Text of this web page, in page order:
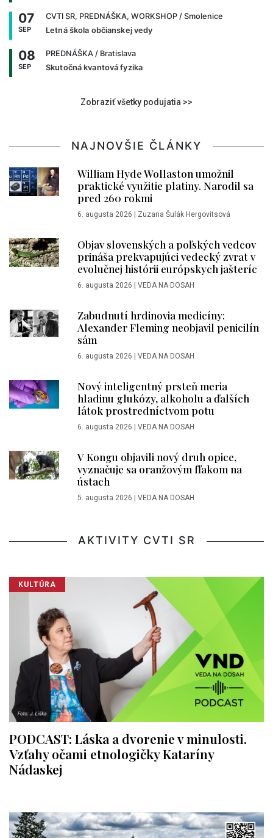
07
SEP
CVTI SR, PREDNÁŠKA, WORKSHOP / Smolenice
Letná škola občianskej vedy
08
SEP
PREDNÁŠKA / Bratislava
Skutočná kvantová fyzika
Zobraziť všetky podujatia >>
NAJNOVŠIE ČLÁNKY
William Hyde Wollaston umožnil
praktické využitie platiny. Narodil sa
pred 260 rokmi
6. augusta 2026 Zuzana Šulák Hergovitsová
Objav slovenských a poľských vedcov
prináša prekvapujúci vedecký zvrat v
evolučnej histórii európskych jašteríc
6. augusta 2026 VEDA NA DOSAH
Zabudnutí hrdinovia medicíny:
Alexander Fleming neobjavil penicilín
sám
6. augusta 2026 VEDA NA DOSAH
Nový inteligentný prsteň meria
hladinu glukózy, alkoholu a ďalších
látok prostredníctvom potu
6. augusta 2026 VEDA NA DOSAH
V Kongu objavili nový druh opice,
vyznačuje sa oranžovým fľakom na
ústach
5. augusta 2026 VEDA NA DOSAH
AKTIVITY CVTI SR
KULTÚRA
PODCAST: Láska a dvorenie v minulosti.
Vzťahy očami etnologičky Kataríny
Nádaskej